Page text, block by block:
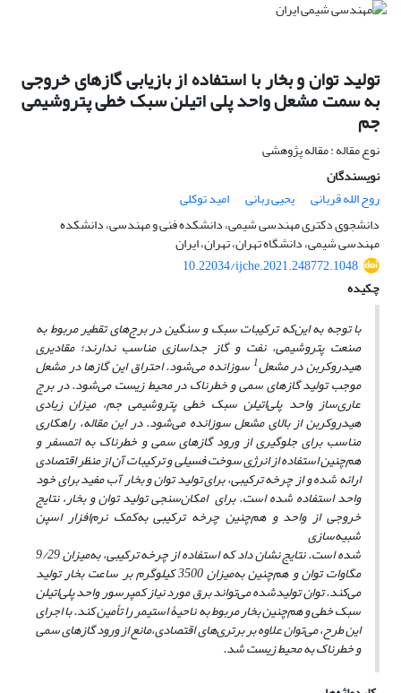
تولید توان و بخار با استفاده از بازیابی گازهای خروجی
به سمت مشعل واحد پلی اتیلن سبک خطی پتروشیمی
جم
نوع مقاله : مقاله پژوهشی
نویسندگان
روح الله قربانی
یحیی ربانی
امید توکلی
دانشجوی دکتری مهندسی شیمی، دانشکده فنی و مهندسی، دانشکده
مهندسی شیمی، دانشگاه تهران، تهران، ایران
10.22034/ijche.2021.248772.1048
چکیده
با توجه به این‌که ترکیبات سبک و سنگین در برج‌های تقطیر مربوط به
صنعت پتروشیمی، نفت و گاز جداسازی مناسب ندارند؛ مقادیری
هیدروکربن در مشعل1 سوزانده می‌شود. احتراق این گازها در مشعل
موجب تولید گازهای سمی و خطرناک در محیط زیست می‌شود. در برج
عاری‌ساز واحد پلی‌اتیلن سبک خطی پتروشیمی جم، میزان زیادی
هیدروکربن از بالای مشعل سوزانده می‌شود. در این مقاله، راهکاری
مناسب برای جلوگیری از ورود گازهای سمی و خطرناک به اتمسفر و
هم‌چنین استفاده از انرژی سوخت فسیلی و ترکیبات آن از منظر اقتصادی
ارائه شده و از چرخه ترکیبی، برای تولید توان و بخار آب مفید برای خود
واحد استفاده شده است. برای امکان‌سنجی تولید توان و بخار، نتایج
خروجی از واحد و هم‌چنین چرخه ترکیبی به‌کمک نرم‌افزار اسپن
شبیه‌سازی
شده است. نتایج نشان داد که استفاده از چرخه ترکیبی، به‌میزان 9/29
مگاوات توان و هم‌چنین به‌میزان 3500 کیلوگرم بر ساعت بخار تولید
می‌کند. توان تولیدشده می‌تواند برق مورد نیاز کمپرسور واحد پلی‌اتیلن
سبک خطی و هم‌چنین بخار مربوط به ناحیۀ استیمر را تأمین کند. با اجرای
این طرح، می‌توان علاوه بر برتری‌های اقتصادی،مانع از ورود گازهای سمی
و خطرناک به محیط زیست شد.